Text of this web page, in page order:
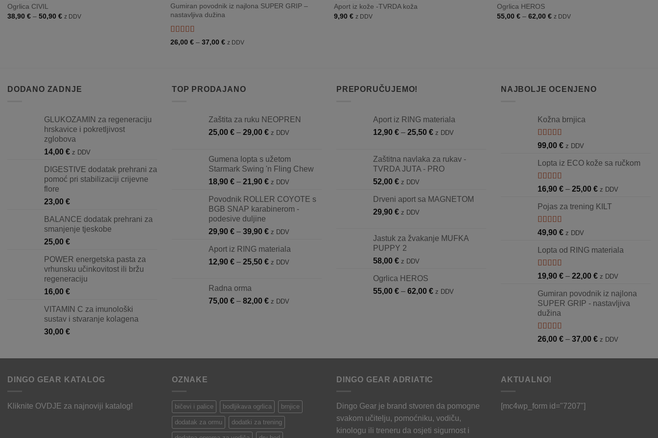
Ogrlica CIVIL
38,90 € – 50,90 €Raspon
z DDV
Gumiran povodnik iz najlona SUPER GRIP –
nastavljiva dužina
Ocjenjeno5
26,00€ – 37,00€Raspon
z DDV
Aport iz kože -TVRDA koža
9,90 € z DDV
Ogrlica HEROS
55,00€ – 62,00€Raspon
z DDV
DODANO ZADNJE
GLUKOZAMIN za regeneraciju
hrskavice i pokretljivost
zglobova
14,00 € z DDV
DIGESTIVE dodatak prehrani za
pomoć pri stabilizaciji crijevne
flore
23,00 €
BALANCE dodatak prehrani za
smanjenje tjeskobe
25,00 €
POWER energetska pasta za
vrhunsku učinkovitost ili bržu
regeneraciju
16,00 €
VITAMIN C za imunološki
sustav i stvaranje kolagena
30,00 €
TOP PRODAJANO
Zaštita za ruku NEOPREN
25,00 € – 29,00 €Raspon
25,00 €
do
29,00 €
z DDV
Gumena lopta s užetom
Starmark Swing 'n Fling Chew
18,90 € – 21,90 €Raspon
od
18,90 €
21,90 €
z DDV
Povodnik ROLLER COYOTE s
BGB SNAP karabinerom -
podesive duljine
29,90 € – 39,90 €Raspon
od
29,90 €
z DDV
Aport iz RING materiala
12,90 € – 25,50 €Raspon
do
z DDV
Radna orma
75,00 € – 82,00 €Raspon
z DDV
PREPORUČUJEMO!
Aport iz RING materiala
12,90 € – 25,50 €Raspon
12,90 €
do
z DDV
Zaštitna navlaka za rukav -
TVRDA JUTA - PRO
52,00 € z DDV
Drveni aport sa MAGNETOM
29,90 € z DDV
Jastuk za žvakanje MUFKA
PUPPY 2
58,00 € z DDV
Ogrlica HEROS
55,00 € – 62,00 €Raspon
z DDV
NAJBOLJE OCENJENO
Kožna brnjica
Ocjenjeno
5.00
99,00 € z DDV
Lopta iz ECO kože sa ručkom
Ocjenjeno
5.00
16,90 € – 25,00 €Raspon
od
z DDV
Pojas za trening KILT
Ocjenjeno
5.00
49,90 € z DDV
Lopta od RING materiala
Ocjenjeno
5.00
19,90 € – 22,00 €Raspon
od
19,90 €
z DDV
Gumiran povodnik iz najlona
SUPER GRIP - nastavljiva
dužina
Ocjenjeno
5.00
26,00 € – 37,00 €Raspon
od
z DDV
DINGO GEAR KATALOG
Kliknite OVDJE za najnoviji katalog!
OZNAKE
bičevi i palice bodljikava ogrlica brnjice
dodatak za ormu dodatki za trening
DINGO GEAR ADRIATIC
Dingo Gear je brand stvoren da pomogne
svakom učitelju, pomoćniku, vodiču,
kinologu ili treneru da osjeti sigurnost i
AKTUALNO!
[mc4wp_form id="7207"]